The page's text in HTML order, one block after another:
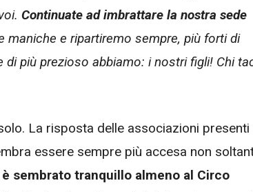
Continuate ad imbrattare la nostra sede
maniche e ripartiremo sempre, più forti di
più prezioso abbiamo: i nostri figli! Chi
La risposta delle associazioni presenti
essere sempre più accesa non
sembrato tranquillo almeno al Circo